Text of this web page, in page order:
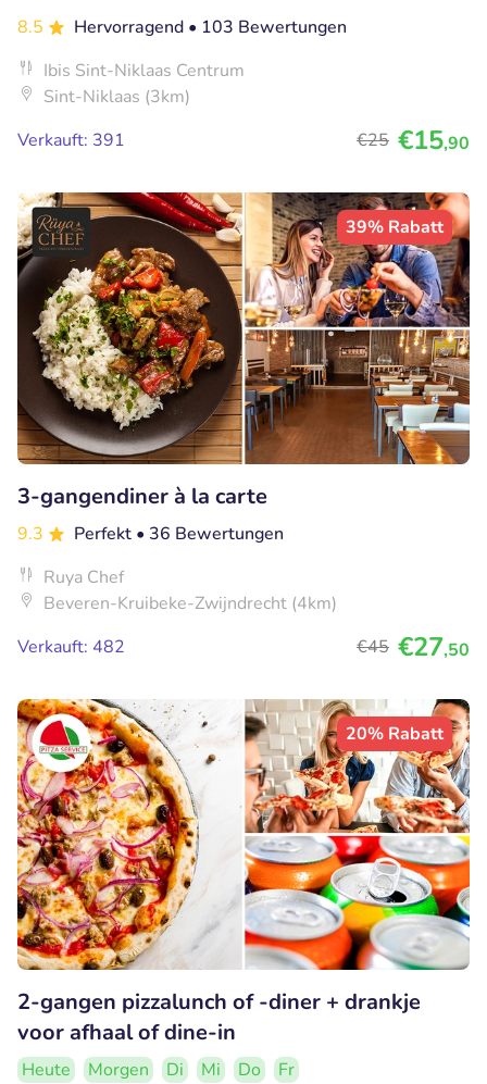
8.5
Hervorragend • 103 Bewertungen
Ibis Sint-Niklaas Centrum
Sint-Niklaas (3km)
Verkauft: 391
€25 €15,90
39% Rabatt
3-gangendiner à la carte
9.3 Perfekt • 36 Bewertungen
Ruya Chef
Beveren-Kruibeke-Zwijndrecht (4km)
Verkauft: 482
€45 €27,50
20% Rabatt
2-gangen pizzalunch of -diner + drankje
voor afhaal of dine-in
Heute Morgen Di Mi Do
Fr